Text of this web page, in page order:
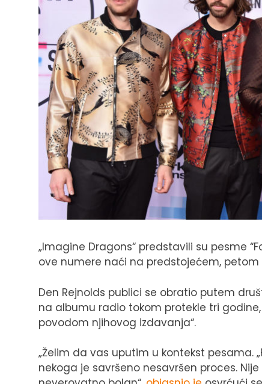
„Imagine Dragons“ predstavili su pesme
ove numere naći na predstojećem,
Den Rejnolds publici se obratio putem
na albumu radio tokom protekle tri
povodom njihovog izdavanja“.
„Želim da vas uputim u kontekst pesama.
nekoga je savršeno nesavršen proces.